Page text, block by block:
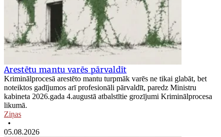
Arestētu mantu varēs pārvaldīt
Kriminālprocesā arestēto mantu turpmāk varēs ne tikai glabāt, bet
noteiktos gadījumos arī profesionāli pārvaldīt, paredz Ministru
kabineta 2026.gada 4.augustā atbalstītie grozījumi Kriminālprocesa
likumā.
Ziņas
•
05.08.2026